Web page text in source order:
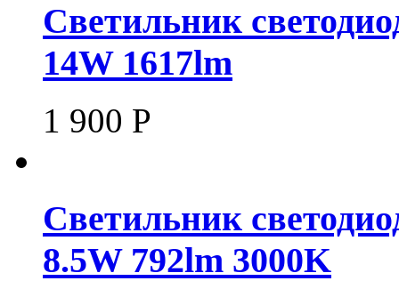
Светильник
14W 1617lm
1 900 Р
Светильник
8.5W 792lm 3000K